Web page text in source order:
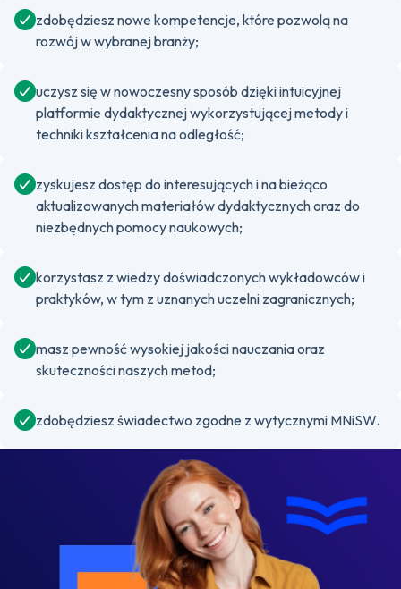
zdobędziesz nowe kompetencje, które pozwolą na
rozwój w wybranej branży;
uczysz się w nowoczesny sposób dzięki intuicyjnej
platformie dydaktycznej wykorzystującej metody i
techniki kształcenia na odległość;
zyskujesz dostęp do interesujących i na bieżąco
aktualizowanych materiałów dydaktycznych oraz do
niezbędnych pomocy naukowych;
korzystasz z wiedzy doświadczonych wykładowców i
praktyków, w tym z uznanych uczelni zagranicznych;
masz pewność wysokiej jakości nauczania oraz
skuteczności naszych metod;
zdobędziesz świadectwo zgodne z wytycznymi MNiSW.